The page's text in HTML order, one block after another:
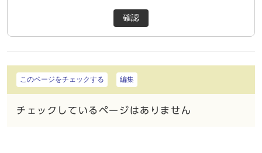
確認
このページをチェックする 編集
チェックしているページはありません